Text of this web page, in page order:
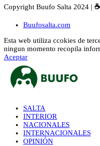
Copyright Buufo Salta 2024 |
Buufosalta.com
Esta web utiliza ccokies de
ningun momento recopila
Aceptar
SALTA
INTERIOR
NACIONALES
INTERNACIONALES
OPINIÓN